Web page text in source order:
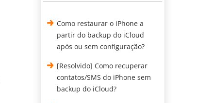
Como restaurar o iPhone a
partir do backup do iCloud
após ou sem configuração?
[Resolvido] Como recuperar
contatos/SMS do iPhone sem
backup do iCloud?